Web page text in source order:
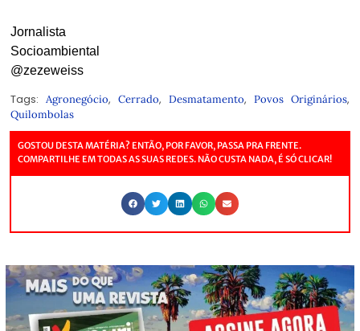
Jornalista
Socioambiental
@zezeweiss
Tags: Agronegócio, Cerrado, Desmatamento, Povos Originários,
Quilombolas
GOSTOU DESTA MATÉRIA? ENTÃO, POR FAVOR, PASSA PRA FRENTE.
COMPARTILHE EM TODAS AS SUAS REDES. NÃO CUSTA NADA, É SÓ CLICAR!